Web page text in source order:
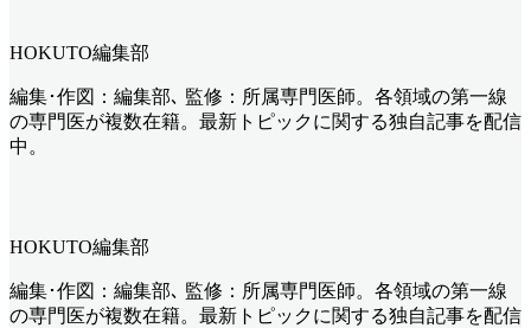
HOKUTO編集部
編集･作図：編集部､ 監修：所属専門医師。各領域の第一線
の専門医が複数在籍。最新トピックに関する独自記事を配信
中。
HOKUTO編集部
編集･作図：編集部､ 監修：所属専門医師。各領域の第一線
の専門医が複数在籍。最新トピックに関する独自記事を配信